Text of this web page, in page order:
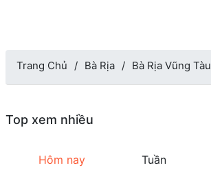
Trang Chủ Bà Rịa Bà Rịa Vũng Tàu
Top xem nhiều
Hôm nay Tuần